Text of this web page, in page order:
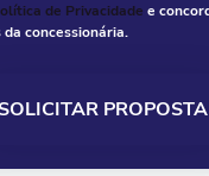
de Privacidade e
concessionária.
SOLICITAR PROPOSTA